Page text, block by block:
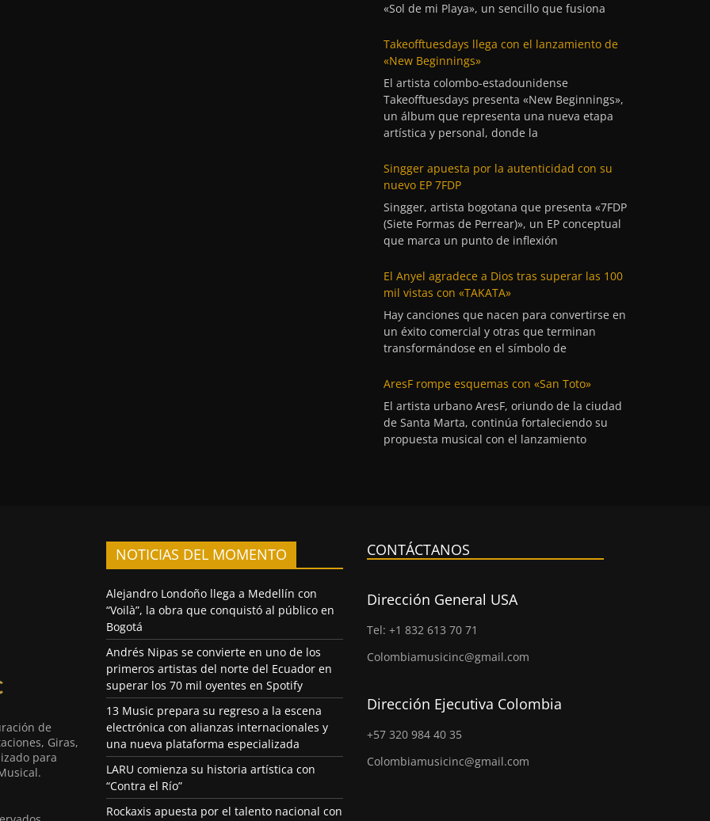
«Sol de mi Playa», un sencillo que fusiona
Takeofftuesdays llega con el lanzamiento de
«New Beginnings»
El artista colombo-estadounidense
Takeofftuesdays presenta «New Beginnings»,
un álbum que representa una nueva etapa
artística y personal, donde la
Singger apuesta por la autenticidad con su
nuevo EP 7FDP
Singger, artista bogotana que presenta «7FDP
(Siete Formas de Perrear)», un EP conceptual
que marca un punto de inflexión
El Anyel agradece a Dios tras superar las 100
mil vistas con «TAKATA»
Hay canciones que nacen para convertirse en
un éxito comercial y otras que terminan
transformándose en el símbolo de
AresF rompe esquemas con «San Toto»
El artista urbano AresF, oriundo de la ciudad
de Santa Marta, continúa fortaleciendo su
propuesta musical con el lanzamiento
de
Giras,
para
NOTICIAS DEL MOMENTO
Alejandro Londoño llega a Medellín con
“Voilà”, la obra que conquistó al público en
Bogotá
Andrés Nipas se convierte en uno de los
primeros artistas del norte del Ecuador en
superar los 70 mil oyentes en Spotify
13 Music prepara su regreso a la escena
electrónica con alianzas internacionales y
una nueva plataforma especializada
LARU comienza su historia artística con
“Contra el Río”
Rockaxis apuesta por el talento nacional con
CONTÁCTANOS
Dirección General USA
Tel: +1 832 613 70 71
Colombiamusicinc@gmail.com
Dirección Ejecutiva Colombia
+57 320 984 40 35
Colombiamusicinc@gmail.com